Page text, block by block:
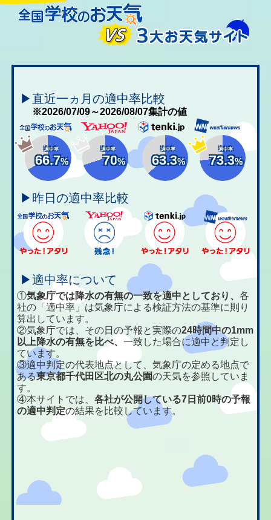
▶直近一ヵ月の適中率比較
※2026/07/09～2026/08/07集計の値
適中率
66.7%
適中率
70%
適中率
63.3%
適中率
73.3%
▶昨日の適中率比較
▶適中率について
①気象庁では降水の有無の一致を適中としており、各
社の「適中率」は気象庁による検証方法の基準に則り
算出しています。
②気象庁では、その日の予報と実際の24時間中の1mm
以上降水の有無を比べ、一致した場合に適中と判定し
ています。
③適中判定の代表地点として、気象庁の定める地点で
ある東京都千代田区北の丸公園の天気を参照していま
す。
④本サイトでは、各社が公開している7日前0時の予報
の適中判定の結果を比較しています。